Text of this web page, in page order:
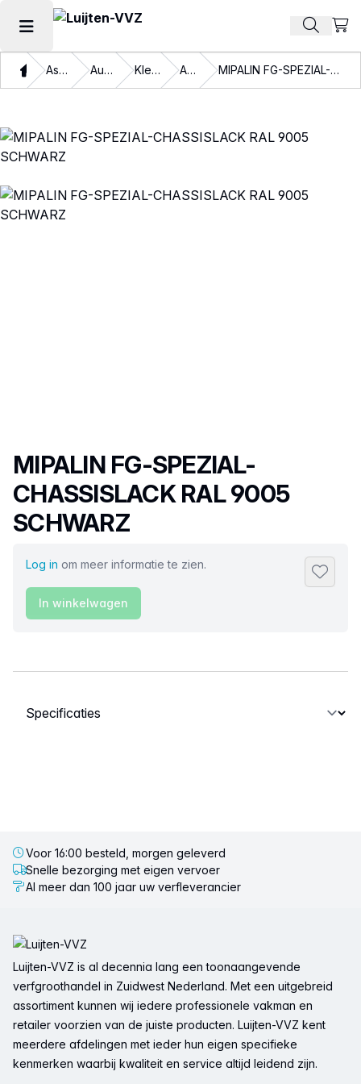
Hoofdmenu openen Zoek
ThuisAssortiment Autolakken Kleurlakken Aflakken MIPALIN FG-SPEZIAL-CHASSISLACK RAL 9005 SCHWARZ
Productnaam
MIPALIN FG-SPEZIAL-
CHASSISLACK RAL 9005
SCHWARZ
Log in om meer informatie te zien.
In winkelwagen
Selecteer een tabblad
Voor 16:00 besteld, morgen geleverd
Snelle bezorging met eigen vervoer
Al meer dan 100 jaar uw verfleverancier
Luijten-VVZ is al decennia lang een toonaangevende
verfgroothandel in Zuidwest Nederland. Met een uitgebreid
assortiment kunnen wij iedere professionele vakman en
retailer voorzien van de juiste producten. Luijten-VVZ kent
meerdere afdelingen met ieder hun eigen specifieke
kenmerken waarbij kwaliteit en service altijd leidend zijn.